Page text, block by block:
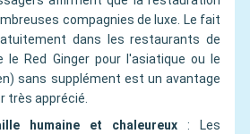
compagnies de luxe. Le fait
dans les restaurants de
le Red Ginger pour l'asiatique ou le
sans supplément est un avantage
très apprécié.
humaine et chaleureux
:
Les